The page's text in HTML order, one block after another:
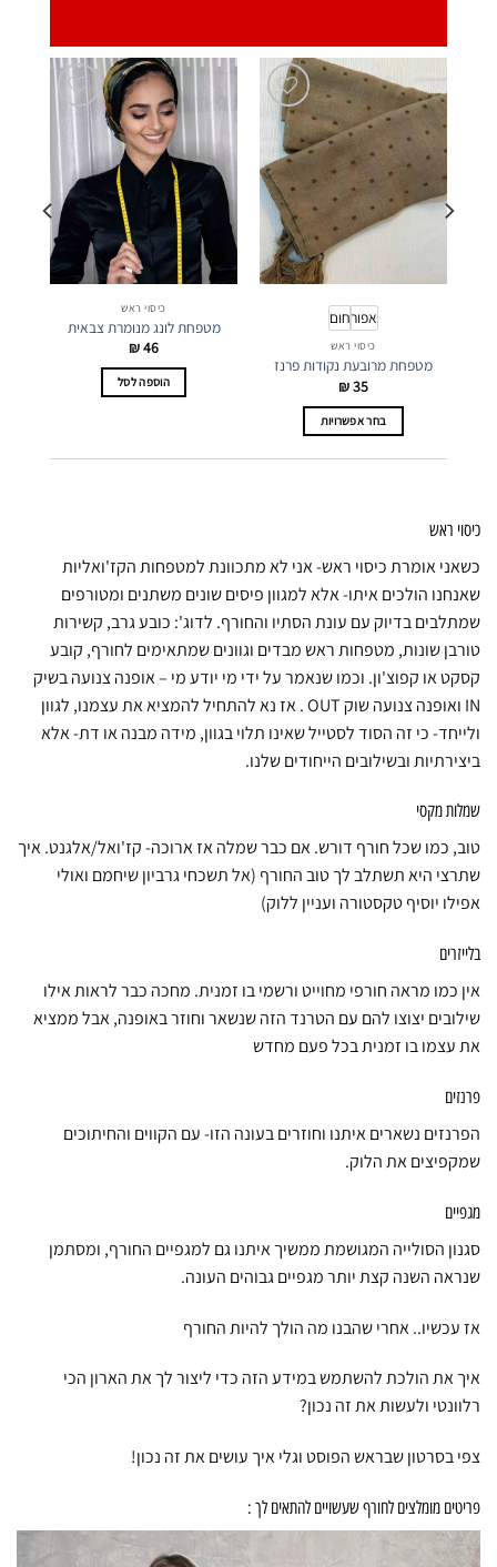
אפורחום
כיסוי ראש
מטפחת מרובעת נקודות פרנז
₪35
בחר אפשרויות
ניתן
לבחור
האפשרויות
בעמוד
המוצר
כיסוי ראש
מטפחת לונג מנומרת צבאית
₪46
הוספה לסל
כיסוי ראש
כשאני אומרת כיסוי ראש- אני לא מתכוונת למטפחות הקז'ואליות
שאנחנו הולכים איתו- אלא למגוון פיסים שונים משתנים ומטורפים
שמתלבים בדיוק עם עונת הסתיו והחורף. לדוג': כובע גרב, קשירות
טורבן שונות, מטפחות ראש מבדים וגוונים שמתאימים לחורף, קובע
קסקט או קפוצ'ון. וכמו שנאמר על ידי מי יודע מי – אופנה צנועה בשיק
IN ואופנה צנועה שוק OUT . אז נא להתחיל להמציא את עצמנו, לגוון
ולייחד- כי זה הסוד לסטייל שאינו תלוי בגוון, מידה מבנה או דת- אלא
ביצירתיות ובשילובים הייחודים שלנו.
שמלות מקסי
טוב, כמו שכל חורף דורש. אם כבר שמלה אז ארוכה- קז'ואל/אלגנט. איך
שתרצי היא תשתלב לך טוב החורף (אל תשכחי גרביון שיחמם ואולי
אפילו יוסיף טקסטורה ועניין ללוק)
בלייזרים
אין כמו מראה חורפי מחוייט ורשמי בו זמנית. מחכה כבר לראות אילו
שילובים יצוצו להם עם הטרנד הזה שנשאר וחוזר באופנה, אבל ממציא
את עצמו בו זמנית בכל פעם מחדש
פרנזים
הפרנזים נשארים איתנו וחוזרים בעונה הזו- עם הקווים והחיתוכים
שמקפיצים את הלוק.
מגפיים
סגנון הסולייה המגושמת ממשיך איתנו גם למגפיים החורף, ומסתמן
שנראה השנה קצת יותר מגפיים גבוהים העונה.
אז עכשיו.. אחרי שהבנו מה הולך להיות החורף
איך את הולכת להשתמש במידע הזה כדי ליצור לך את הארון הכי
רלוונטי ולעשות את זה נכון?
צפי בסרטון שבראש הפוסט וגלי איך עושים את זה נכון!
פריטים מומלצים לחורף שעשויים להתאים לך :